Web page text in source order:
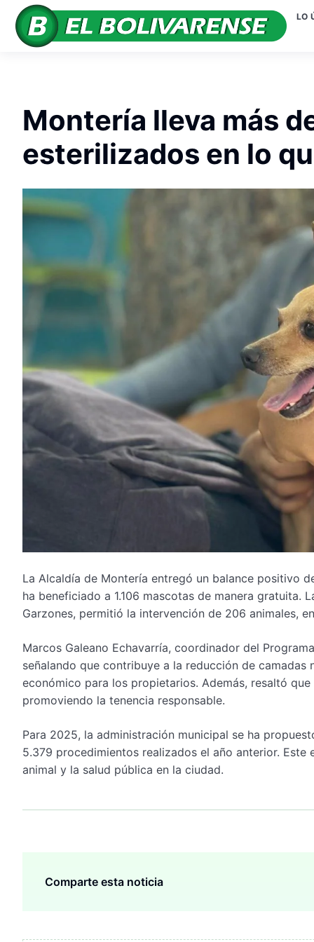
LO
Montería lleva más
esterilizados en lo
La Alcaldía de Montería entregó un balance positivo
ha beneficiado a 1.106 mascotas de manera gratuita.
Garzones, permitió la intervención de 206 animales,
Marcos Galeano Echavarría, coordinador del
señalando que contribuye a la reducción de
económico para los propietarios. Además, resaltó
promoviendo la tenencia responsable.
Para 2025, la administración municipal se ha
5.379 procedimientos realizados el año anterior.
animal y la salud pública en la ciudad.
Comparte esta noticia